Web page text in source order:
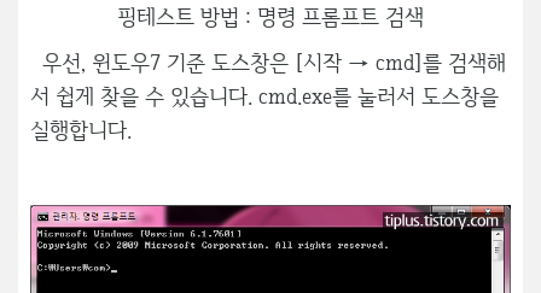
핑테스트 방법 : 명령 프롬프트 검색
우선, 윈도우7 기준 도스창은 [시작 → cmd]를 검색해
서 쉽게 찾을 수 있습니다. cmd.exe를 눌러서 도스창을
실행합니다.